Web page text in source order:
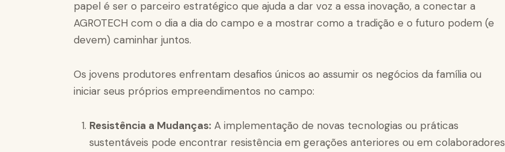
Os jovens produtores enfrentam desafios únicos ao assumir os negócios da família ou
iniciar seus próprios empreendimentos no campo:
Resistência a Mudanças:A implementação de novas tecnologias ou práticas
sustentáveis pode encontrar resistência em gerações anteriores ou em colaboradores